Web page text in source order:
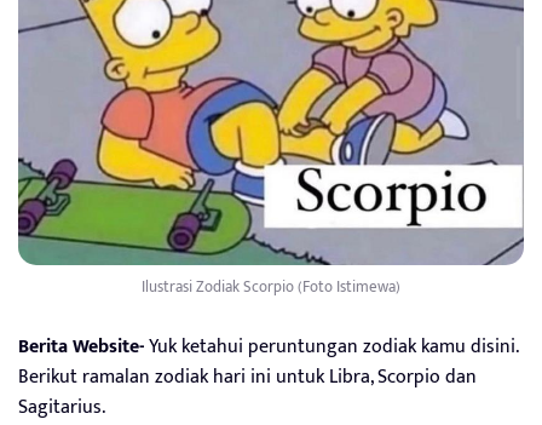
Ilustrasi Zodiak Scorpio (Foto Istimewa)
Berita Website-Yuk ketahui peruntungan zodiak kamu disini.
Berikut ramalan zodiak hari ini untuk Libra, Scorpio dan
Sagitarius.